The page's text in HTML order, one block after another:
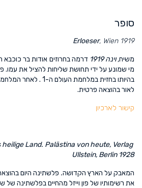
סופר
Erloeser, Wien 1919
משיח, וינה 1919 דרמה בחרוזים אודות בר כוכבא
מי שמונע על ידי תחושת שליחות להציל את עמו.
בהיותו בחזית
במלחמת העולם ה-1 .
לאור בהוצאה פרטית.
קישור לארכיון
heilige Land. Palästina von heute, Verlag
Ullstein, Berlin 1928
המאבק על הארץ הקדושה. פלשתינה היום